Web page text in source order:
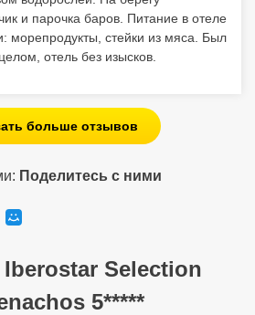
и парочка баров. Питание в отеле
морепродукты, стейки из мяса. Был
отель без изысков.
больше отзывов
Поделитесь с ними
Selection
5*****